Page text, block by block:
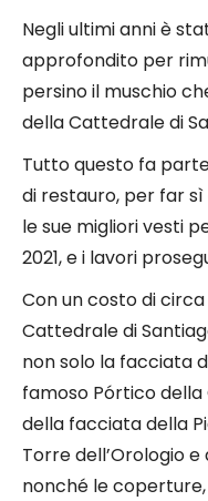
Negli ultimi anni è
approfondito per
persino il muschio
della Cattedrale di
Tutto questo fa
di restauro, per far
le sue migliori vesti
2021, e i lavori
Con un costo di circa
Cattedrale di
non solo la facciata
famoso Pórtico
della facciata della
Torre dell’Orologio
nonché le